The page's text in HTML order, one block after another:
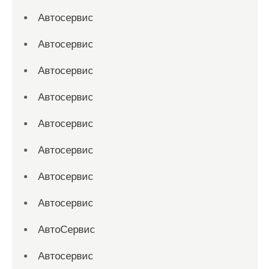
Автосервис
Автосервис
Автосервис
Автосервис
Автосервис
Автосервис
Автосервис
Автосервис
АвтоСервис
Автосервис